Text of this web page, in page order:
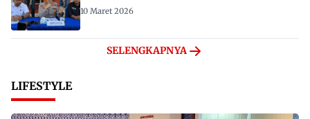
10 Maret 2026
SELENGKAPNYA
LIFESTYLE